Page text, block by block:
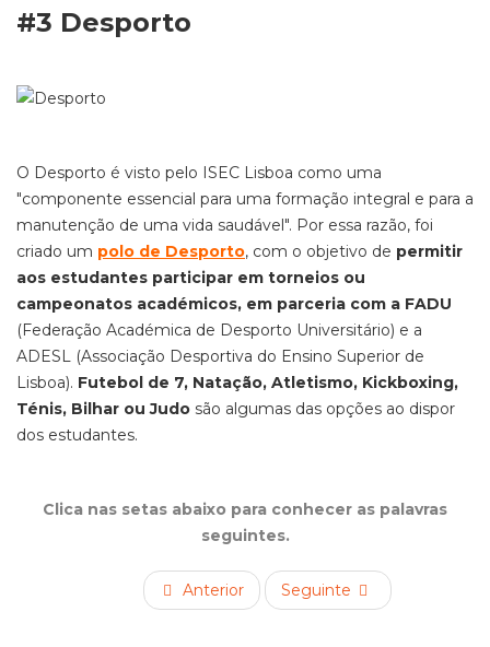
#3 Desporto
O Desporto é visto pelo ISEC Lisboa como uma
"componente essencial para uma formação integral e para a
manutenção de uma vida saudável". Por essa razão, foi
criado um polo de Desporto, com o objetivo de permitir
aos estudantes participar em torneios ou
campeonatos académicos, em parceria com a FADU
(Federação Académica de Desporto Universitário) e a
ADESL (Associação Desportiva do Ensino Superior de
Lisboa). Futebol de 7, Natação, Atletismo, Kickboxing,
Ténis, Bilhar ou Judo são algumas das opções ao dispor
dos estudantes.
Clica nas setas abaixo para conhecer as palavras
seguintes.
Anterior Seguinte